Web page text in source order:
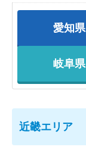
愛知県
岐阜県
近畿エリア